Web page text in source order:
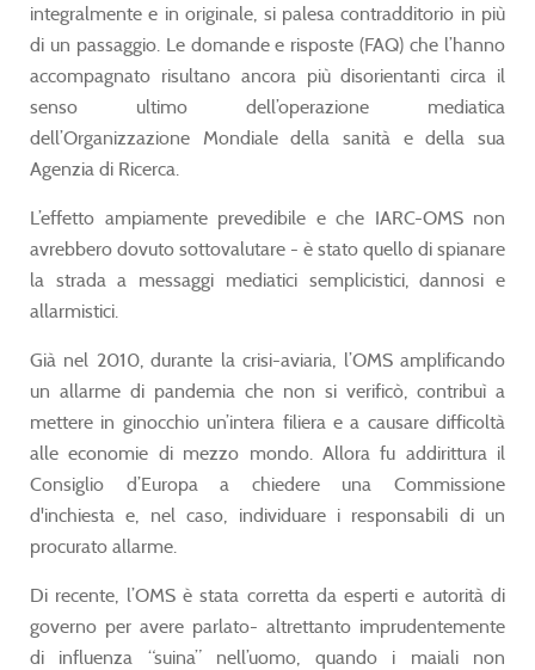
integralmente e in originale, si palesa contradditorio in più
di un passaggio. Le domande e risposte (FAQ) che l’hanno
accompagnato risultano ancora più disorientanti circa il
senso ultimo dell’operazione mediatica
dell’Organizzazione Mondiale della sanità e della sua
Agenzia di Ricerca.
L’effetto ampiamente prevedibile e che IARC-OMS non
avrebbero dovuto sottovalutare - è stato quello di spianare
la strada a messaggi mediatici semplicistici, dannosi e
allarmistici.
Già nel 2010, durante la crisi-aviaria, l’OMS amplificando
un allarme di pandemia che non si verificò, contribuì a
mettere in ginocchio un’intera filiera e a causare difficoltà
alle economie di mezzo mondo. Allora fu addirittura il
Consiglio d’Europa a chiedere una Commissione
d'inchiesta e, nel caso, individuare i responsabili di un
procurato allarme.
Di recente, l’OMS è stata corretta da esperti e autorità di
governo per avere parlato- altrettanto imprudentemente
di influenza “suina” nell’uomo, quando i maiali non